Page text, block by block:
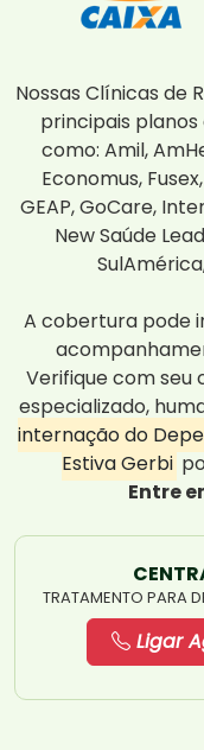
Nossas Clínicas de
principais planos
como: Amil,
Economus,
GEAP, GoCare,
New Saúde
A cobertura pode
Verifique com
especializado,
internação do
Estiva Gerbi
Entre
TRATAMENTO PARA
Ligar